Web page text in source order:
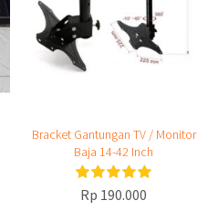
Bracket Gantungan TV / Monitor
Baja 14-42 Inch
Rp 190.000